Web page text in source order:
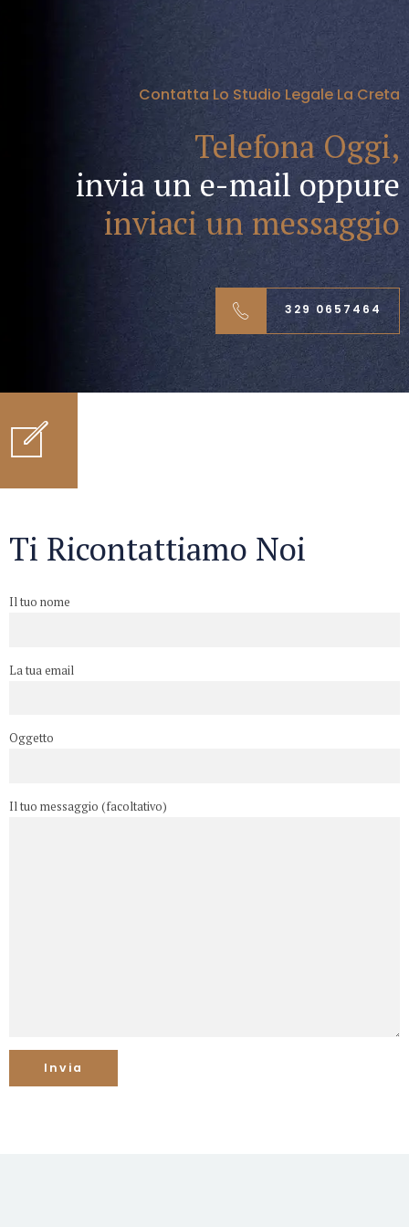
Contatta Lo Studio Legale La Creta
Telefona Oggi,
invia un e-mail oppure
inviaci un messaggio
329 0657464
Ti Ricontattiamo Noi
Il tuo nome
La tua email
Oggetto
Il tuo messaggio (facoltativo)